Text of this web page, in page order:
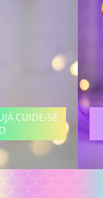
RESENHA:
CUIDE-SE